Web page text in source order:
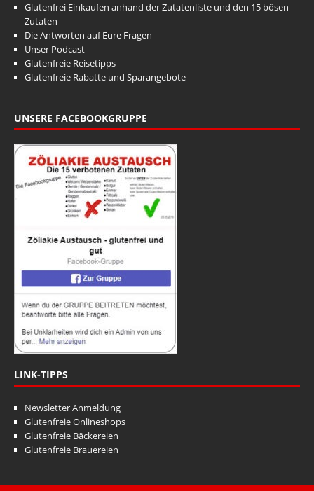
Glutenfrei Einkaufen anhand der Zutatenliste und den 15 bösen
Zutaten
Die Antworten auf Eure Fragen
Unser Podcast
Glutenfreie Reisetipps
Glutenfreie Rabatte und Sparangebote
UNSERE FACEBOOKGRUPPE
LINK-TIPPS
Newsletter Anmeldung
Glutenfreie Onlineshops
Glutenfreie Bäckereien
Glutenfreie Brauereien